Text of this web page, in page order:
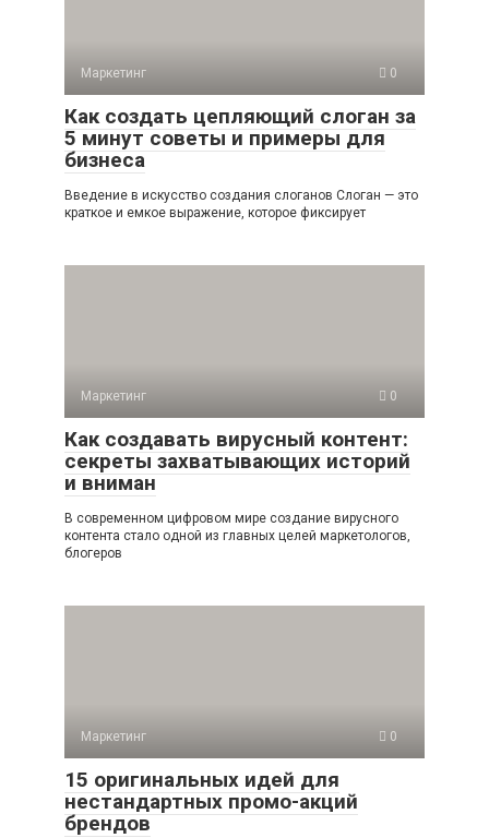
Маркетинг 0
Как создать цепляющий слоган за
5 минут советы и примеры для
бизнеса
Введение в искусство создания слоганов Слоган — это
краткое и емкое выражение, которое фиксирует
Маркетинг 0
Как создавать вирусный контент:
секреты захватывающих историй
и вниман
В современном цифровом мире создание вирусного
контента стало одной из главных целей маркетологов,
блогеров
Маркетинг 0
15 оригинальных идей для
нестандартных промо-акций
брендов